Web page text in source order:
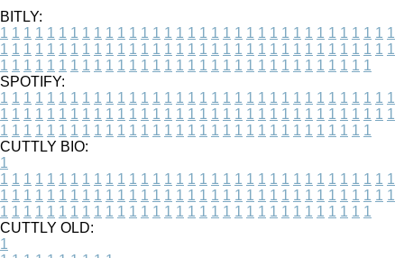
BITLY:
1 1 1 1 1 1 1 1 1 1 1 1 1 1 1 1 1 1 1 1 1 1 1 1 1 1 1 1 1 1 1 1 1 1
1 1 1 1 1 1 1 1 1 1 1 1 1 1 1 1 1 1 1 1 1 1 1 1 1 1 1 1 1 1 1 1 1 1
1 1 1 1 1 1 1 1 1 1 1 1 1 1 1 1 1 1 1 1 1 1 1 1 1 1 1 1 1 1 1 1
SPOTIFY:
1 1 1 1 1 1 1 1 1 1 1 1 1 1 1 1 1 1 1 1 1 1 1 1 1 1 1 1 1 1 1 1 1 1
1 1 1 1 1 1 1 1 1 1 1 1 1 1 1 1 1 1 1 1 1 1 1 1 1 1 1 1 1 1 1 1 1 1
1 1 1 1 1 1 1 1 1 1 1 1 1 1 1 1 1 1 1 1 1 1 1 1 1 1 1 1 1 1 1 1
CUTTLY BIO:
1
1 1 1 1 1 1 1 1 1 1 1 1 1 1 1 1 1 1 1 1 1 1 1 1 1 1 1 1 1 1 1 1 1 1
1 1 1 1 1 1 1 1 1 1 1 1 1 1 1 1 1 1 1 1 1 1 1 1 1 1 1 1 1 1 1 1 1 1
1 1 1 1 1 1 1 1 1 1 1 1 1 1 1 1 1 1 1 1 1 1 1 1 1 1 1 1 1 1 1 1
CUTTLY OLD:
1